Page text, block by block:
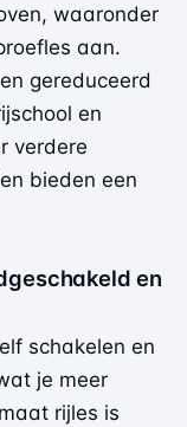
waaronder
aan.
gereduceerd
en
verdere
bieden een
en
schakelen en
je meer
rijles is